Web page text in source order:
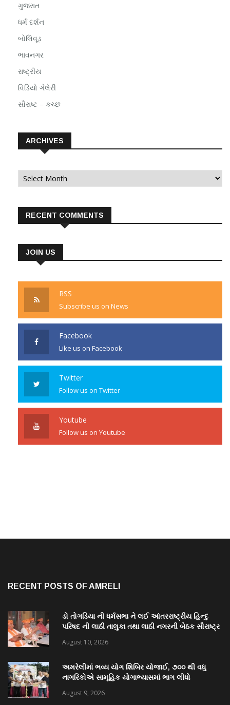
ગુજરાત
ધર્મ દર્શન
બોલિવૂડ
ભાવનગર
રાષ્ટ્રીય
વિડિયો ગેલેરી
સૌરાષ્ટ – કચ્છ
ARCHIVES
Archives
RECENT COMMENTS
JOIN US
RSS
Subscribe us on News
Facebook
Like us on Facebook
Twitter
Follow us on Twitter
Youtube
Follow us on Youtube
RECENT POSTS OF AMRELI
ડો તોગડિયા ની ધર્મસભા ને લઈ આંતરરાષ્ટ્રીય હિન્દુ
પરિષદ ની લાઠી તાલુકા તથા લાઠી નગરની બેઠક સૌરાષ્ટ્ર
August 10, 2026
અમરેલીમાં ભવ્ય યોગ શિબિર યોજાઈ, ૭૦૦ થી વધુ
નાગરિકોએ સામૂહિક યોગાભ્યાસમાં ભાગ લીધો
August 9, 2026